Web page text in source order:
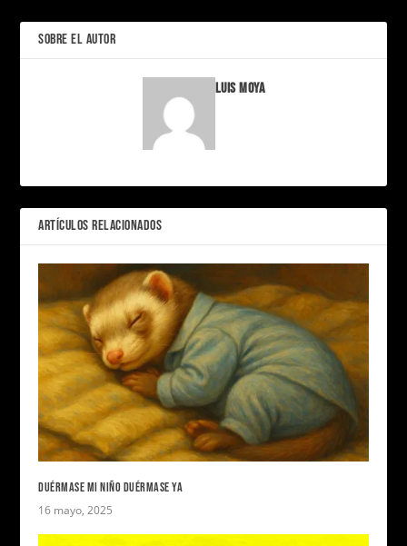
SOBRE EL AUTOR
Luis Moya
ARTÍCULOS RELACIONADOS
DUÉRMASE MI NIÑO DUÉRMASE YA
16 mayo, 2025